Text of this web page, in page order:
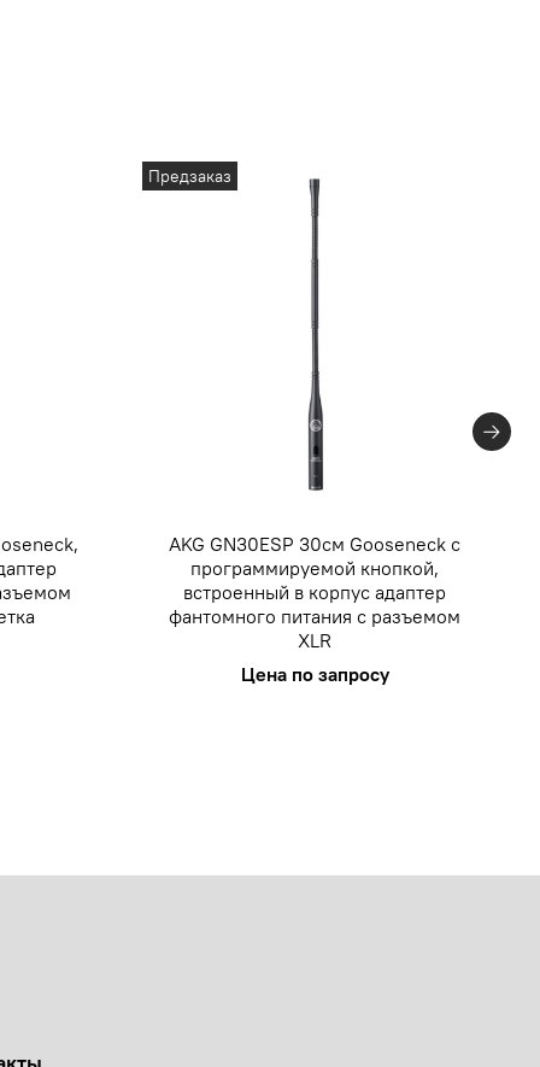
Предзаказ
AKG GN30ESP 30см Gooseneck с
программируемой кнопкой,
встроенный в корпус адаптер
фантомного питания с разъемом
XLR
Цена по запросу